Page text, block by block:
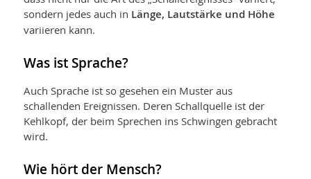
sondern jedes auch in Länge, Lautstärke und Höhe
variieren kann.
Was ist Sprache?
Auch Sprache ist so gesehen ein Muster aus
schallenden Ereignissen. Deren Schallquelle ist der
Kehlkopf, der beim Sprechen ins Schwingen gebracht
wird.
Wie hört der Mensch?